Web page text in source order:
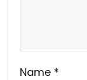
Name *